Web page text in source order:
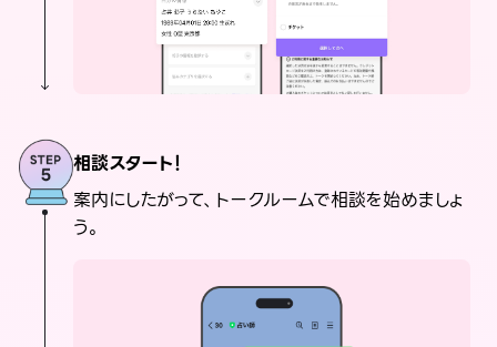
相談スタート！
案内にしたがって、トークルームで相談を始めましょ
う。